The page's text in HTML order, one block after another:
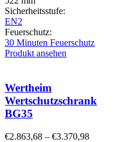
Sicherheitsstufe:
EN2
Feuerschutz:
30 Minuten Feuerschutz
Produkt ansehen
Wertheim
Wertschutzschrank
BG35
€2.863,68 – €3.370,98